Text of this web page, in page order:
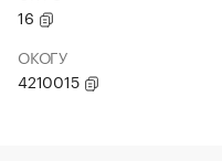
16
ОКОГУ
4210015